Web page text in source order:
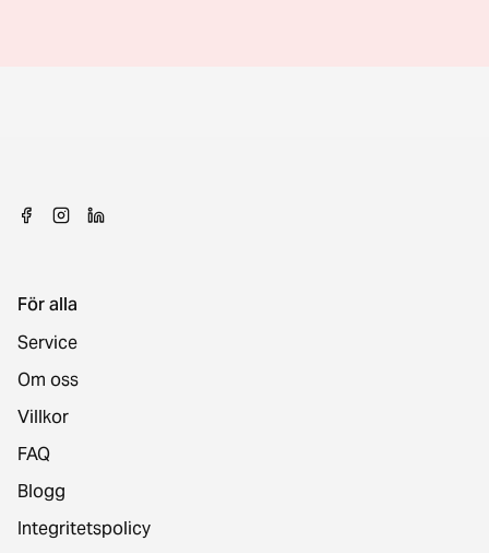
För alla
Service
Om oss
Villkor
FAQ
Blogg
Integritetspolicy